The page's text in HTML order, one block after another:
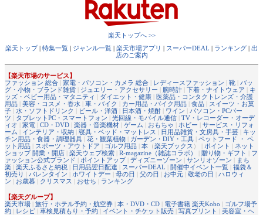
楽天トップへ >>
楽天トップ
特集一覧 ジャンル一覧 楽天市場アプリ スーパーDEAL ランキング
出
店のご案内
【楽天市場のサービス】
ファッション 総合
家電・パソコン・カメラ 総合 レディースファッション 靴
バッ
グ・小物・ブランド雑貨
ジュエリー・アクセサリー 腕時計 下着・ナイトウェア
キ
ッズ・ベビー用品・マタニティ
ダイエット・健康
医薬品・コンタクトレンズ・介護
用品
美容・コスメ・香水 車・バイク カー用品・バイク用品 食品
スイーツ・お菓
子
水・ソフトドリンク ビール・洋酒 日本酒・焼酎 ワイン
パソコン・PCパー
ツ
タブレットPC・スマートフォン 光回線・モバイル通信
TV・レコーダー・オーデ
ィオ
家電 CD・DVD 楽器・音楽機材 ゲーム おもちゃ ホビー
サービス・リフォ
ーム
インテリア・収納 寝具・ベッド・マットレス 日用品雑貨・文房具・手芸
キッ
チン用品・食器・調理器具
花・観葉植物 ガーデン・DIY・工具
ペットフード ・ ペ
ット用品
スポーツ・アウトドア ゴルフ用品 本 （楽天ブックス ） | ポイント
ネット
ショップ 開業・開店
楽天ウェブ検索 R-magazine（雑誌コラボ） 贈り物・ギフト
フ
ァッション公式ブランド
ポイントアップ ディズニーゾーン サンリオゾーン
まち
楽
楽天ふるさと納税 日用品翌日配達 スーパーDEAL 開催中イベント一覧
福袋＆
初売り
バレンタイン ホワイトデー 母の日 父の日 お中元 敬老の日
ハロウィ
ン
お歳暮 クリスマス おせち ランキング
【楽天グループ】
楽天市場
旅行・ホテル予約・航空券 本・DVD・CD 電子書籍 楽天Kobo
ゴルフ場予
約
レシピ 車検見積もり・予約 イベント・チケット販売 写真プリント
美容室・ヘ